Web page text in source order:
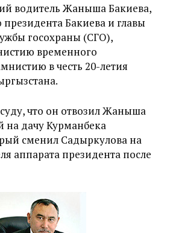
водитель Жаныша Бакиева,
президента Бакиева и главы
госохраны (СГО),
временного
в честь 20-летия
что он отвозил Жаныша
на дачу Курманбека
сменил Садыркулова на
аппарата президента после